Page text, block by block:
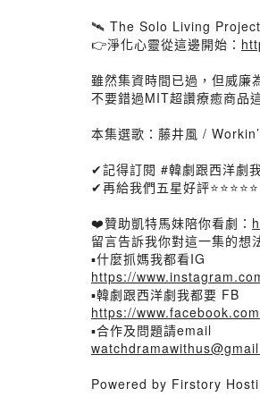
🛰️ The Solo Living
👉淨化心靈從這邊開始：
雖然集資時間已過，但威廉
不要錯過MIT超讚療癒商品
本集選歌：藤井風 /
✔記得訂閱 #韓劇跟西洋劇
✔再給我們五星好評⭐⭐⭐⭐⭐
❤️贊助凱特馬妹陪你看劇：
留言告訴我你對這一集的想
▪什麼抓媽我都看IG
https://
▪韓劇跟西洋劇我都要 FB
https://
▪合作及問題請email
Powered by Firstory